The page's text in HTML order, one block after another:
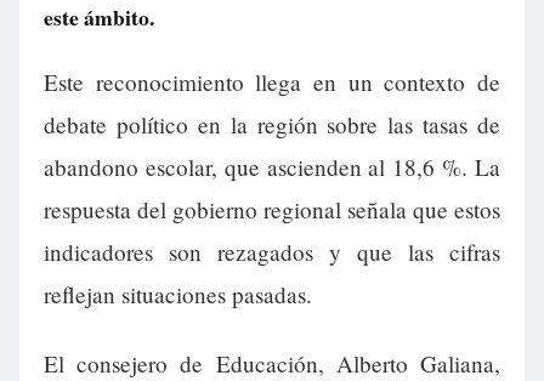
este ámbito.
Este reconocimiento llega en un contexto de
debate político en la región sobre las tasas de
abandono escolar, que ascienden al 18,6 %. La
respuesta del gobierno regional señala que estos
indicadores son rezagados y que las cifras
reflejan situaciones pasadas.
El consejero de Educación, Alberto Galiana,